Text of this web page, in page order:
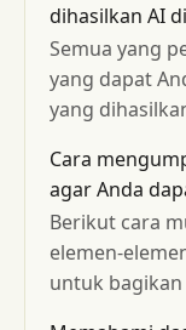
dihasilkan AI
Semua yang
yang dapat
yang
Cara
agar Anda
Berikut cara
elemen-
untuk